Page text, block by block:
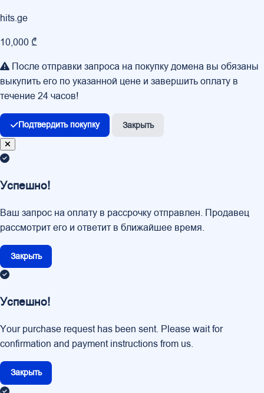
hits.ge
10,000 ₾
После отправки запроса на покупку домена вы обязаны
выкупить его по указанной цене и завершить оплату в
течение 24 часов!
Подтвердить покупку Закрыть
Успешно!
Ваш запрос на оплату в рассрочку отправлен. Продавец
рассмотрит его и ответит в ближайшее время.
Закрыть
Успешно!
Your purchase request has been sent. Please wait for
confirmation and payment instructions from us.
Закрыть